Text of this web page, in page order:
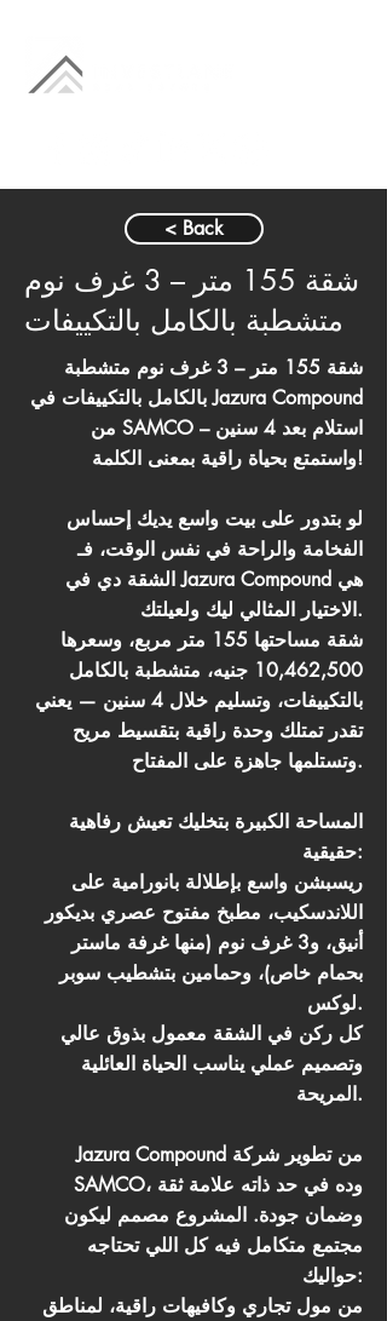
< Back
شقة 155 متر – 3 غرف نوم
متشطبة بالكامل بالتكييفات
شقة 155 متر – 3 غرف نوم متشطبة
بالكامل بالتكييفات في Jazura Compound
من SAMCO – استلام بعد 4 سنين
واستمتع بحياة راقية بمعنى الكلمة!
لو بتدور على بيت واسع يديك إحساس
الفخامة والراحة في نفس الوقت، فـ
الشقة دي في Jazura Compound هي
الاختيار المثالي ليك ولعيلتك.
شقة مساحتها 155 متر مربع، وسعرها
10,462,500 جنيه، متشطبة بالكامل
بالتكييفات، وتسليم خلال 4 سنين — يعني
تقدر تمتلك وحدة راقية بتقسيط مريح
وتستلمها جاهزة على المفتاح.
المساحة الكبيرة بتخليك تعيش رفاهية
حقيقية:
ريسبشن واسع بإطلالة بانورامية على
اللاندسكيب، مطبخ مفتوح عصري بديكور
أنيق، و3 غرف نوم (منها غرفة ماستر
بحمام خاص)، وحمامين بتشطيب سوبر
لوكس.
كل ركن في الشقة معمول بذوق عالي
وتصميم عملي يناسب الحياة العائلية
المريحة.
Jazura Compound من تطوير شركة
SAMCO، وده في حد ذاته علامة ثقة
وضمان جودة. المشروع مصمم ليكون
مجتمع متكامل فيه كل اللي تحتاجه
حواليك:
من مول تجاري وكافيهات راقية، لمناطق